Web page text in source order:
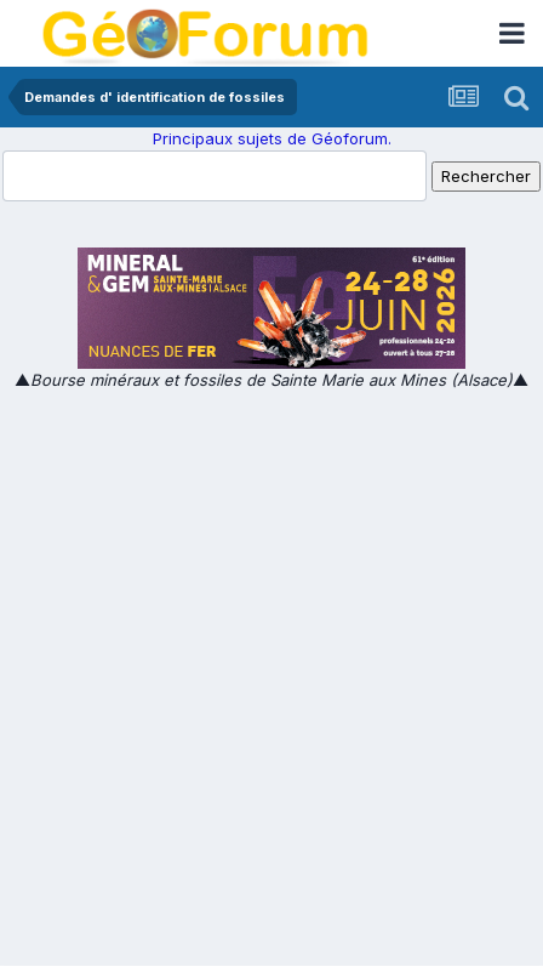
Demandes d' identification de fossiles
Principaux sujets de Géoforum.
▲Bourse minéraux et fossiles de Sainte Marie aux Mines (Alsace)▲